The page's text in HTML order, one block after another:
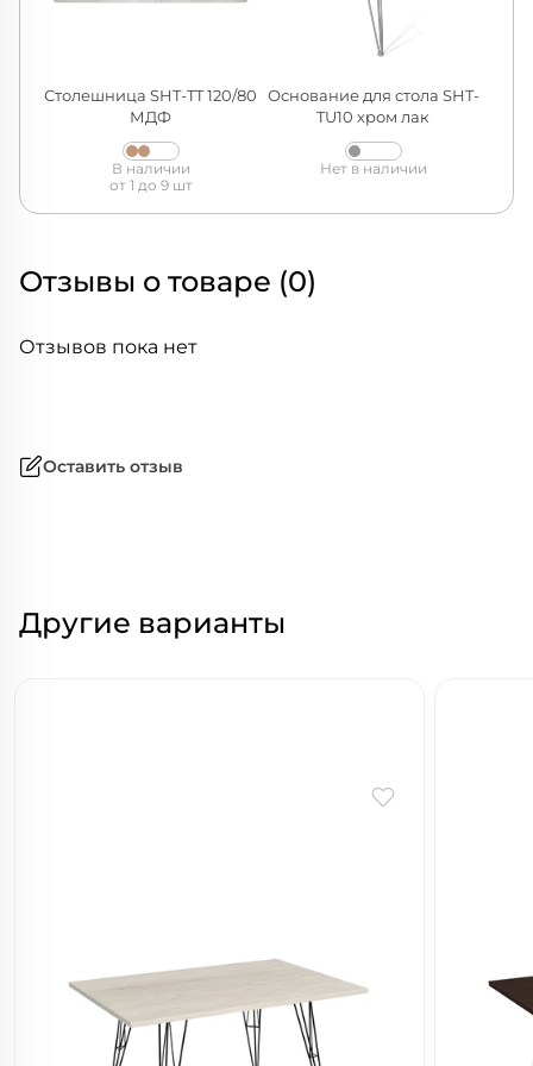
Столешница SHT-TT 120/80
МДФ
В наличии
от 1 до 9 шт
Основание для стола SHT-
TU10 хром лак
Нет в наличии
Отзывы о товаре (0)
Отзывов пока нет
Оставить отзыв
Другие варианты